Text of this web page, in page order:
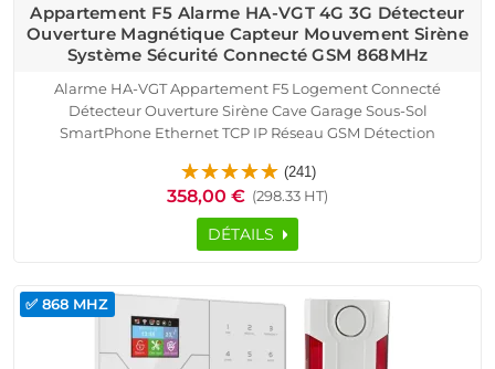
Appartement F5 Alarme HA-VGT 4G 3G Détecteur
Ouverture Magnétique Capteur Mouvement Sirène
Système Sécurité Connecté GSM 868MHz
Alarme HA-VGT Appartement F5 Logement Connecté
Détecteur Ouverture Sirène Cave Garage Sous-Sol
SmartPhone Ethernet TCP IP Réseau GSM Détection
Infrarouge Capteur Présence Portes Fenêtres Télécommande
(241)
358,00 € (298.33 HT)
DÉTAILS
✅ 868 MHZ